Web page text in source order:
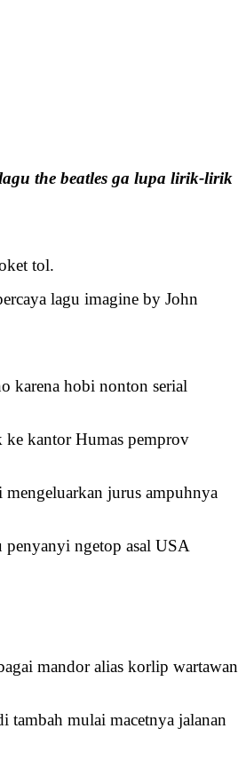
the beatles ga lupa lirik-lirik
tol.
lagu imagine by John
karena hobi nonton serial
ke kantor Humas pemprov
mengeluarkan jurus ampuhnya
penyanyi ngetop asal USA
mandor alias korlip wartawan
tambah mulai macetnya jalanan